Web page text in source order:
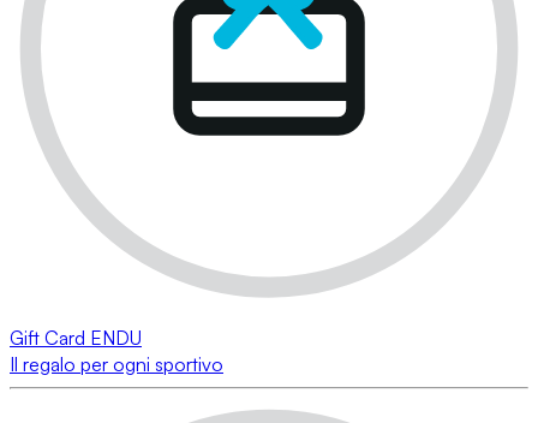
Gift Card ENDU
Il regalo per ogni sportivo